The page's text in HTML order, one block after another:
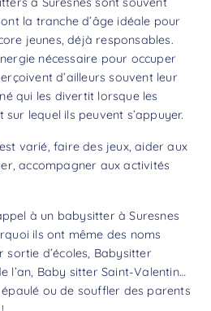
la tranche d’âge idéale pour
jeunes, déjà responsables.
nécessaire pour occuper
d’ailleurs souvent leur
qui les divertit lorsque les
lequel ils peuvent s’appuyer.
varié, faire des jeux, aider aux
accompagner aux activités
à un babysitter à Suresnes
ils ont même des noms
sortie d’écoles, Babysitter
l’an, Baby sitter Saint-Valentin…
ou de souffler des parents